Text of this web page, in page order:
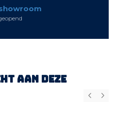
aan deze